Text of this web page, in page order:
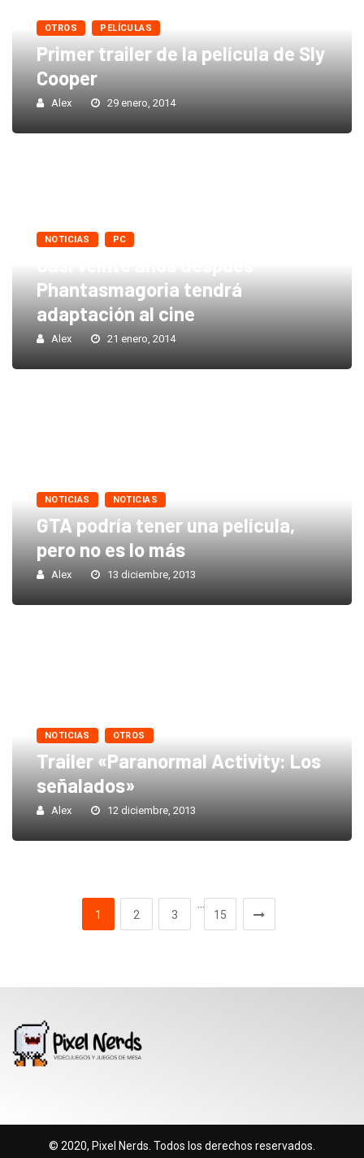
OTROS PELÍCULAS
Primer trailer de la película de Sly
Cooper
Alex 29 enero, 2014
NOTICIAS PC
Phantasmagoria tendrá
adaptación al cine
Alex 21 enero, 2014
NOTICIAS NOTICIAS
GTA podría tener una película,
pero no es lo más
Alex 13 diciembre, 2013
NOTICIAS OTROS
Trailer «Paranormal Activity: Los
señalados»
Alex 12 diciembre, 2013
1 2 3
15
© 2020, Pixel Nerds. Todos los derechos reservados.